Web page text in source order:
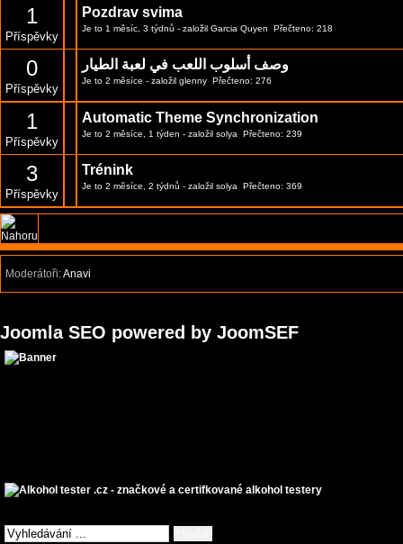
1
Příspěvky
Pozdrav svima
Je to 1 měsíc, 3 týdnů - založil Garcia Quyen Přečteno: 218
0
Příspěvky
وصف أسلوب اللعب في لعبة الطيار
Je to 2 měsíce - založil glenny Přečteno: 276
1
Příspěvky
Automatic Theme Synchronization
Je to 2 měsíce, 1 týden - založil solya Přečteno: 239
3
Příspěvky
Trénink
Je to 2 měsíce, 2 týdnů - založil solya Přečteno: 369
Moderátoři:Anavi
Joomla SEO powered by JoomSEF